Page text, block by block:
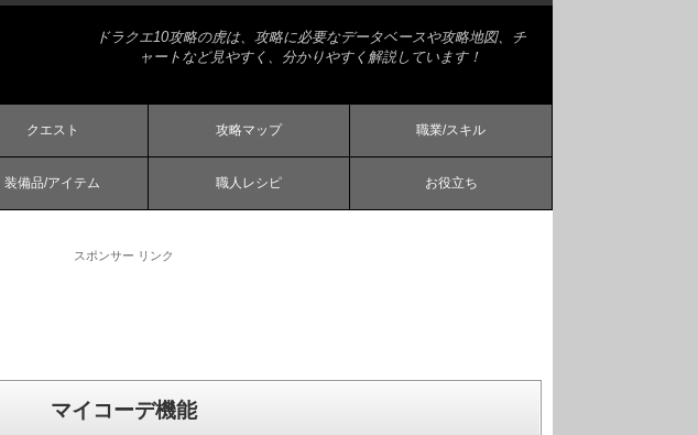
ドラクエ10攻略の虎は、攻略に必要なデータベースや攻略地図、チ
ャートなど見やすく、分かりやすく解説しています！
クエスト 攻略マップ 職業/スキル
装備品/アイテム 職人レシピ お役立ち
スポンサー リンク
マイコーデ機能